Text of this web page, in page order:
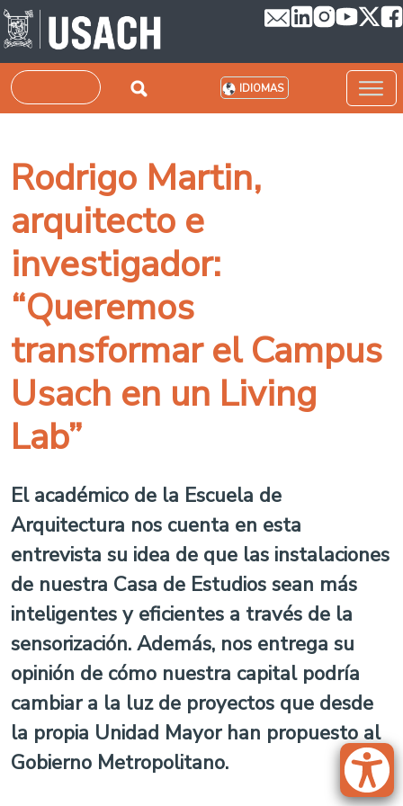
Pasar al contenido principal
Buscar IDIOMAS
Rodrigo Martin,
arquitecto e
investigador:
“Queremos
transformar el Campus
Usach en un Living
Lab”
El académico de la Escuela de
Arquitectura nos cuenta en esta
entrevista su idea de que las instalaciones
de nuestra Casa de Estudios sean más
inteligentes y eficientes a través de la
sensorización. Además, nos entrega su
opinión de cómo nuestra capital podría
cambiar a la luz de proyectos que desde
la propia Unidad Mayor han propuesto al
Gobierno Metropolitano.